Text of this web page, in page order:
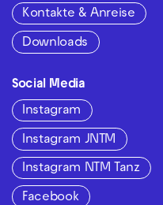
Kontakte & Anreise
Downloads
Social Media
Instagram
Instagram JNTM
Instagram NTM Tanz
Facebook